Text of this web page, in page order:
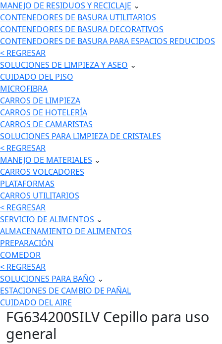
MANEJO DE RESIDUOS Y RECICLAJE ⌄
CONTENEDORES DE BASURA UTILITARIOS
CONTENEDORES DE BASURA DECORATIVOS
CONTENEDORES DE BASURA PARA ESPACIOS REDUCIDOS
< REGRESAR
SOLUCIONES DE LIMPIEZA Y ASEO ⌄
CUIDADO DEL PISO
MICROFIBRA
CARROS DE LIMPIEZA
CARROS DE HOTELERÍA
CARROS DE CAMARISTAS
SOLUCIONES PARA LIMPIEZA DE CRISTALES
< REGRESAR
MANEJO DE MATERIALES ⌄
CARROS VOLCADORES
PLATAFORMAS
CARROS UTILITARIOS
< REGRESAR
SERVICIO DE ALIMENTOS ⌄
ALMACENAMIENTO DE ALIMENTOS
PREPARACIÓN
COMEDOR
< REGRESAR
SOLUCIONES PARA BAÑO ⌄
ESTACIONES DE CAMBIO DE PAÑAL
CUIDADO DEL AIRE
FG634200SILV Cepillo para uso
general